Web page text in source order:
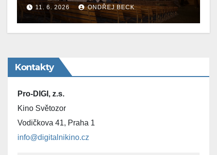
11. 6. 2026 ONDŘEJ BECK
Kontakty
Pro-DIGI, z.s.
Kino Světozor
Vodičkova 41, Praha 1
info@digitalnikino.cz